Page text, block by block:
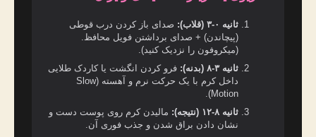
ثانیه ۰-۳ (قلاب):
صدای باز کردن درب قوطی
(پیچاندن) + صدای برداشتن فویل محافظ.
(میکروفون را نزدیک کنید).
ثانیه ۳-۸ (بدنه):
فرو کردن انگشت یا کاردک طلایی
داخل کرم با یک حرکت نرم و آهسته (Slow
Motion).
ثانیه ۸-۱۲ (نتیجه):
مالیدن کرم روی پوست دست و
نشان دادن براق شدن و جذب فوری آن.